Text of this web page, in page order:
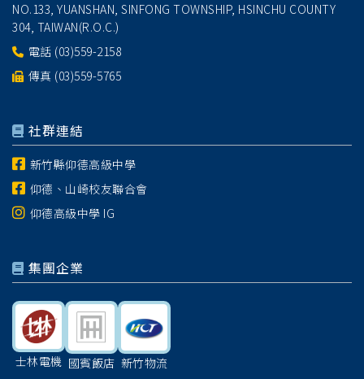
NO.133, YUANSHAN, SINFONG TOWNSHIP, HSINCHU COUNTY
304, TAIWAN(R.O.C.)
電話 (03)559-2158
傳真 (03)559-5765
社群連結
新竹縣仰德高級中學
仰德、山崎校友聯合會
仰德高級中學 IG
集團企業
士林電機 國賓飯店 新竹物流